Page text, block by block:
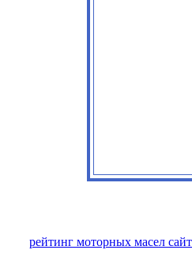
рейтинг моторных масел